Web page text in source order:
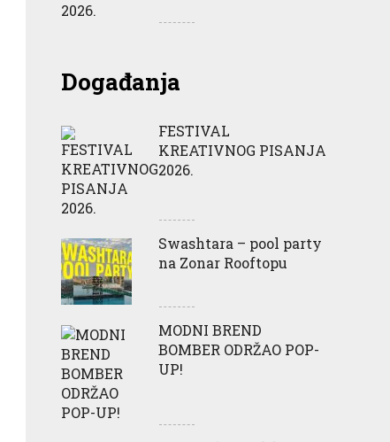
Događanja
FESTIVAL
KREATIVNOG PISANJA
2026.
Swashtara – pool party
na Zonar Rooftopu
MODNI BREND
BOMBER ODRŽAO POP-
UP!